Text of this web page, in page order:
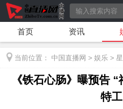
首页 资讯
当前位置： 中国直播网 > 娱乐 >
《铁石心肠》曝预告
特工